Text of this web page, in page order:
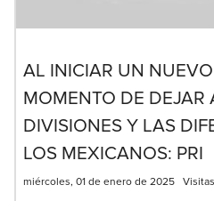
AL INICIAR UN
MOMENTO DE DEJAR
DIVISIONES Y LAS
LOS MEXICANOS: PRI
miércoles, 01 de enero de 2025